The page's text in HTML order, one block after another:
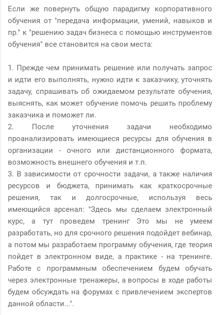
Если же повернуть общую парадигму корпоративного
обучения от "передача информации, умений, навыков и
пр." к "решению задач бизнеса с помощью инструментов
обучения" все становится на свои места:
1. Прежде чем принимать решение или получать запрос
и идти его выполнять, нужно идти к заказчику, уточнять
задачу, спрашивать об ожидаемом результате обучения,
выяснять, как может обучение помочь решить проблему
заказчика и поможет ли.
2. После уточнения задачи необходимо
проанализировать имеющиеся ресурсы для обучения в
организации - очного или дистанционного формата,
возможность внешнего обучения и т.п.
3. В зависимости от срочности задачи, а также наличия
ресурсов и бюджета, принимать как краткосрочные
решения, так и долгосрочные, используя весь
имеющийся арсенал: "Здесь мы сделаем электронный
курс, а тут проведем тренинг Это мы не умеем
разработать, но для срочного решения подойдет вебинар,
а потом мы разработаем программу обучения, где теория
пойдет в электронном виде, а практике - на тренинге.
Работе с программным обеспечением будем обучать
через электронные тренажеры, а вопросы в ходе работы
будем обсуждать на форумах с привлечением экспертов
данной области...".